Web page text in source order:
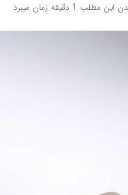
مطلب 1 دقیقه زمان میبرد